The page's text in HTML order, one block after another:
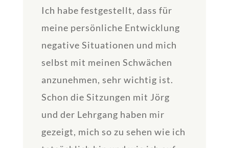
Ich habe festgestellt, dass für
meine persönliche Entwicklung
negative Situationen und mich
selbst mit meinen Schwächen
anzunehmen, sehr wichtig ist.
Schon die Sitzungen mit Jörg
und der Lehrgang haben mir
gezeigt, mich so zu sehen wie ich